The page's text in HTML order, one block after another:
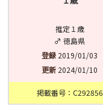
推定１歳
♂ 徳島県
登録 2019/01/03
更新 2024/01/10
掲載番号：C292856